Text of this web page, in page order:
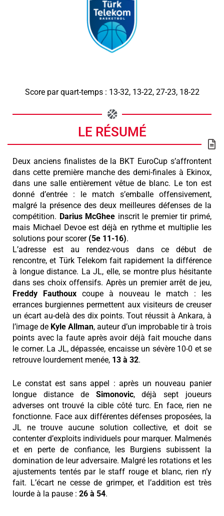
Score par quart-temps : 13-32, 13-22, 27-23, 18-22
LE RÉSUMÉ
Deux anciens finalistes de la BKT EuroCup s’affrontent
dans cette première manche des demi-finales à Ekinox,
dans une salle entièrement vêtue de blanc. Le ton est
donné d’entrée : le match s’emballe offensivement,
malgré la présence des deux meilleures défenses de la
compétition. Darius McGhee inscrit le premier tir primé,
mais Michael Devoe est déjà en rythme et multiplie les
solutions pour scorer (5e 11-16).
L’adresse est au rendez-vous dans ce début de
rencontre, et Türk Telekom fait rapidement la différence
à longue distance. La JL, elle, se montre plus hésitante
dans ses choix offensifs. Après un premier arrêt de jeu,
Freddy
Fauthouxcoupe à nouveau le match : les
errances burgiennes permettent aux visiteurs de creuser
un écart au-delà des dix points. Tout réussit à Ankara, à
l’image de Kyle Allman, auteur d’un improbable tir à trois
points avec la faute après avoir déjà fait mouche dans
le corner. La JL, dépassée, encaisse un sévère 10-0 et se
retrouve lourdement menée, 13 à 32.
Le constat est sans appel : après un nouveau panier
longue distance de Simonovic, déjà sept joueurs
adverses ont trouvé la cible côté turc. En face, rien ne
fonctionne. Face aux différentes défenses proposées, la
JL ne trouve aucune solution collective, et doit se
contenter d’exploits individuels pour marquer. Malmenés
et en perte de confiance, les Burgiens subissent la
domination de leur adversaire. Malgré les rotations et les
ajustements tentés par le staff rouge et blanc, rien n’y
fait. L’écart ne cesse de grimper, et l’addition est très
lourde à la pause : 26 à 54.